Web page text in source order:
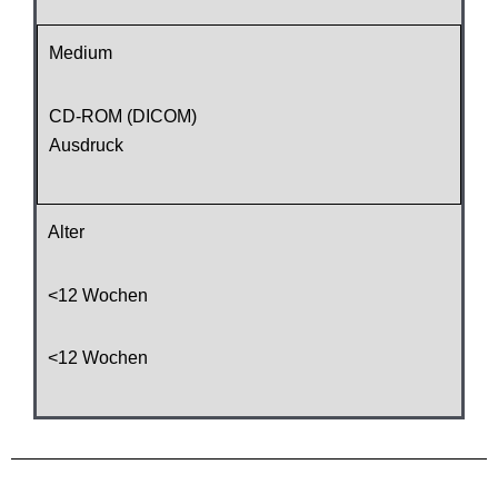
Medium
CD-ROM (DICOM)
Ausdruck
Alter
<12 Wochen
<12 Wochen